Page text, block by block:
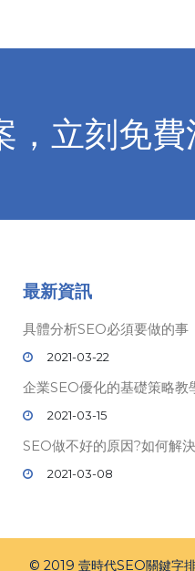
立刻免費
最新資訊
具體分析SEO必須要做的事
2021-03-22
企業SEO優化的基礎策略教
2021-03-15
SEO做不好的原因?如何解
2021-03-08
© 2019 壹時代SEO關鍵字